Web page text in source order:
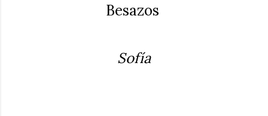
Besazos
Sofía